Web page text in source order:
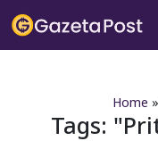
Home »
Tags: